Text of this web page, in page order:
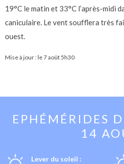
19°C le matin et 33°C l’après-midi
caniculaire. Le vent soufflera très
ouest.
Mise à jour : le7 août 5h30
EPHÉMÉRIDES
14
Lever du soleil :